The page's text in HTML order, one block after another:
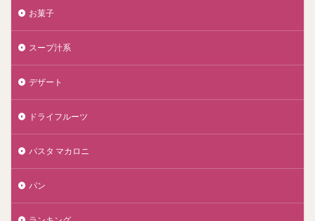
お菓子
スープ汁系
デザート
ドライフルーツ
パスタ マカロニ
パン